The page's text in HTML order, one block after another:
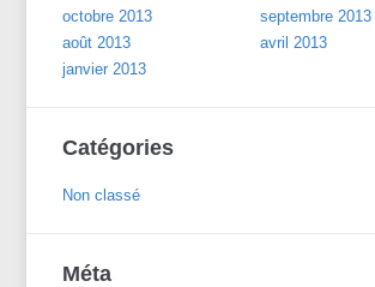
octobre 2013
septembre 2013
août 2013
avril 2013
janvier 2013
Catégories
Non classé
Méta